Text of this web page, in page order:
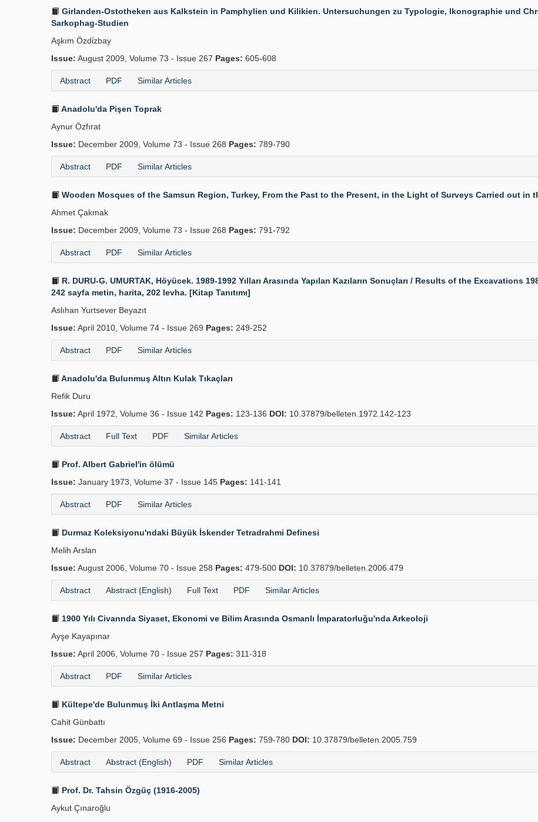
Girlanden-Ostotheken aus Kalkstein in Pamphylien und Kilikien. Untersuchungen zu Typologie, lkonographie und
Sarkophag-Studien
Aşkım Özdi̇zbay
Issue: August 2009, Volume 73 - Issue 267 Pages: 605-608
Abstract PDF Similar Articles
Anadolu'da Pişen Toprak
Aynur Özfırat
Issue: December 2009, Volume 73 - Issue 268 Pages: 789-790
Abstract PDF Similar Articles
Wooden Mosques of the Samsun Region, Turkey, From the Past to the Present, in the Light of Surveys Carried out in
Ahmet Çakmak
Issue: December 2009, Volume 73 - Issue 268 Pages: 791-792
Abstract PDF Similar Articles
R. DURU-G. UMURTAK, Höyücek. 1989-1992 Yılları Arasında Yapılan Kazıların Sonuçları / Results of the Excavations
242 sayfa metin, harita, 202 levha. [Kitap Tanıtımı]
Aslıhan Yurtsever Beyazıt
Issue: April 2010, Volume 74 - Issue 269 Pages: 249-252
Abstract PDF Similar Articles
Anadolu'da Bulunmuş Altın Kulak Tıkaçları
Refik Duru
Issue: April 1972, Volume 36 - Issue 142 Pages: 123-136 DOI: 10.37879/belleten.1972.142-123
Abstract Full Text PDF Similar Articles
Prof. Albert Gabriel'in ölümü
Issue: January 1973, Volume 37 - Issue 145 Pages: 141-141
Abstract PDF Similar Articles
Durmaz Koleksiyonu'ndaki Büyük İskender Tetradrahmi Definesi
Melih Arslan
Issue: August 2006, Volume 70 - Issue 258 Pages: 479-500 DOI: 10.37879/belleten.2006.479
Abstract Abstract (English) Full Text PDF Similar Articles
1900 Yılı Civannda Siyaset, Ekonomi ve Bilim Arasında Osmanlı İmparatorluğu'nda Arkeoloji
Ayşe Kayapınar
Issue: April 2006, Volume 70 - Issue 257 Pages: 311-318
Abstract PDF Similar Articles
Kültepe'de Bulunmuş İki Antlaşma Metni
Cahit Günbattı
Issue: December 2005, Volume 69 - Issue 256 Pages: 759-780 DOI: 10.37879/belleten.2005.759
Abstract Abstract (English) PDF Similar Articles
Prof. Dr. Tahsin Özgüç (1916-2005)
Aykut Çınaroğlu